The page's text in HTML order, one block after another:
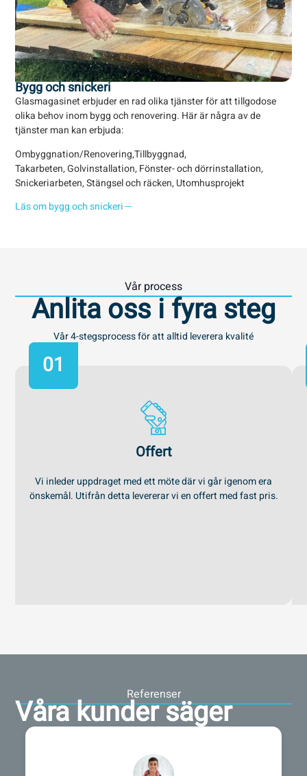
Bygg och snickeri
Glasmagasinet erbjuder en rad olika tjänster för att tillgodose
olika behov inom bygg och renovering. Här är några av de
tjänster man kan erbjuda:
Ombyggnation/Renovering,Tillbyggnad,
Takarbeten, Golvinstallation, Fönster- och dörrinstallation,
Snickeriarbeten, Stängsel och räcken, Utomhusprojekt
Läs om bygg och snickeri
Vår process
Anlita oss i fyra steg
Vår 4-stegsprocess för att alltid leverera kvalité
Offert
Vi inleder uppdraget med ett möte där vi går igenom era
önskemål. Utifrån detta levererar vi en offert med fast pris.
01
Referenser
Våra kunder säger